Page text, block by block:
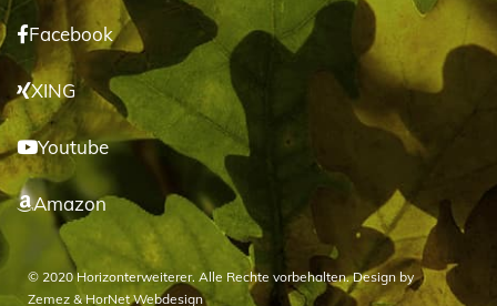
Facebook
XING
Youtube
Amazon
© 2020 Horizonterweiterer. Alle Rechte vorbehalten. Design by
Zemez &HorNet Webdesign